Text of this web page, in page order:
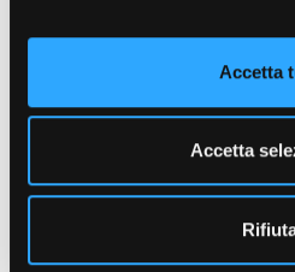
Accetta
Accetta
Young
1911
Giulio Maria